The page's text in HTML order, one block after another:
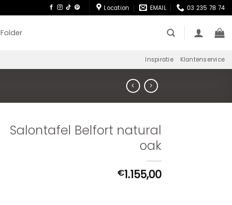
Location EMAIL 03 235 78 74
Folder
Inspiratie Klantenservice
Salontafel Belfort natural
oak
€1.155,00